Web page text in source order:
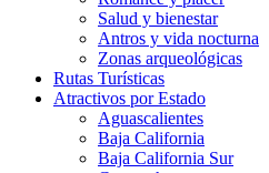
Salud y bienestar
Antros y vida nocturna
Zonas arqueológicas
Rutas Turísticas
Atractivos por Estado
Aguascalientes
Baja California
Baja California Sur